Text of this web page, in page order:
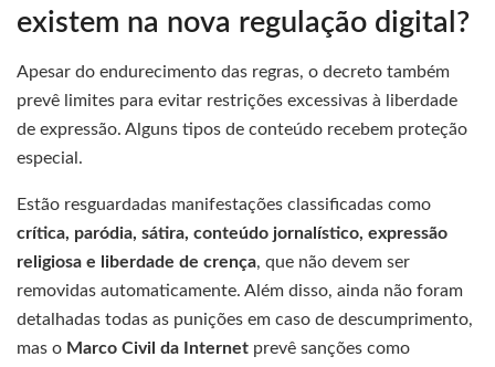
existem na nova regulação digital?
Apesar do endurecimento das regras, o decreto também
prevê limites para evitar restrições excessivas à liberdade
de expressão. Alguns tipos de conteúdo recebem proteção
especial.
Estão resguardadas manifestações classificadas como
crítica, paródia, sátira, conteúdo jornalístico, expressão
religiosa e liberdade de crença, que não devem ser
removidas automaticamente. Além disso, ainda não foram
detalhadas todas as punições em caso de descumprimento,
mas o Marco Civil da Internet prevê sanções como